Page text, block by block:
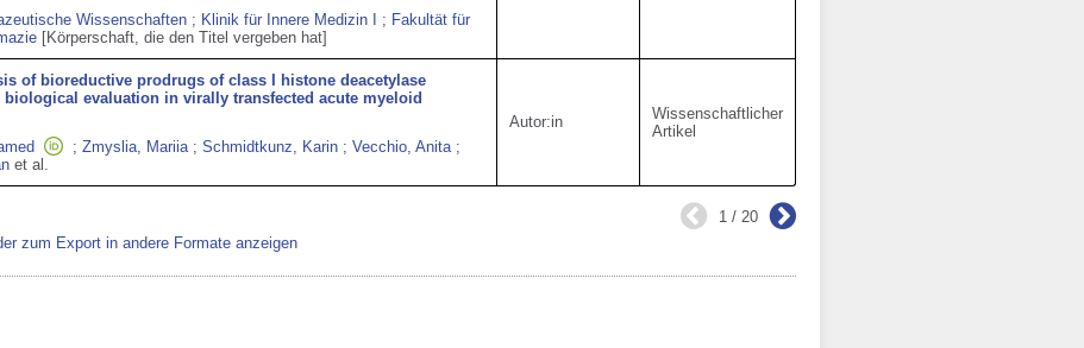
Wissenschaften ; Klinik für Innere Medizin I ; Fakultät für
[Körperschaft, die den Titel vergeben hat]
of bioreductive prodrugs of class I histone deacetylase
evaluation in virally transfected acute myeloid
; Zmyslia, Mariia ; Schmidtkunz, Karin ; Vecchio, Anita ;
et al.
Autor:in
Wissenschaftlicher
Artikel
1 / 20
zum Export in andere Formate anzeigen